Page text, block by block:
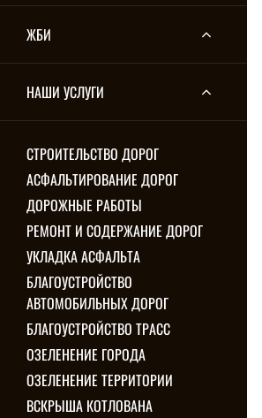
ЖБИ
НАШИ УСЛУГИ
СТРОИТЕЛЬСТВО ДОРОГ
АСФАЛЬТИРОВАНИЕ ДОРОГ
ДОРОЖНЫЕ РАБОТЫ
РЕМОНТ И СОДЕРЖАНИЕ ДОРОГ
УКЛАДКА АСФАЛЬТА
БЛАГОУСТРОЙСТВО
АВТОМОБИЛЬНЫХ ДОРОГ
БЛАГОУСТРОЙСТВО ТРАСС
ОЗЕЛЕНЕНИЕ ГОРОДА
ОЗЕЛЕНЕНИЕ ТЕРРИТОРИИ
ВСКРЫША КОТЛОВАНА